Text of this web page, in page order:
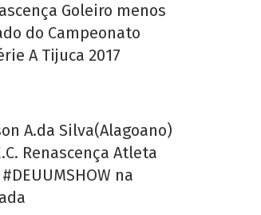
Goleiro menos
do Campeonato
A Tijuca 2017
A.da Silva(Alagoano)
Renascença Atleta
na